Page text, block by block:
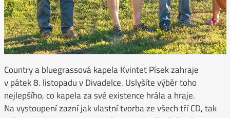
Country a bluegrassová kapela Kvintet Písek zahraje
v pátek 8. listopadu v Divadelce. Uslyšíte výběr toho
nejlepšího, co kapela za své existence hrála a hraje.
Na vystoupení zazní jak vlastní tvorba ze všech tří CD, tak